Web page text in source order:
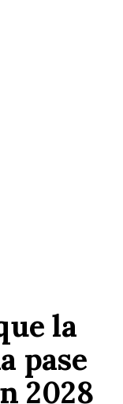
la
pase
2028